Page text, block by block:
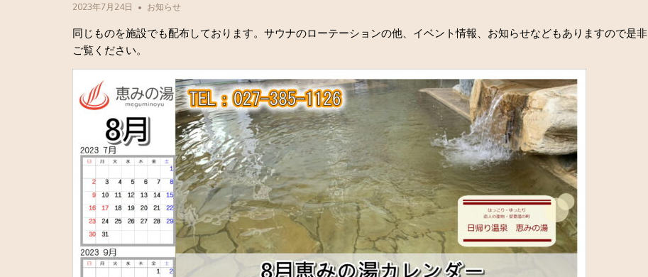
2023年7月24日 お知らせ
同じものを施設でも配布しております。サウナのローテーションの他、イベント情報、お知らせなどもありますので是非
ご覧ください。